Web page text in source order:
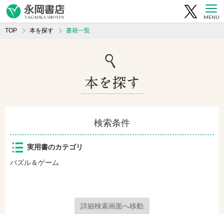
MENU
TOP 本を探す 書籍一覧
検索条件
実用書のカテゴリ
パズル＆ゲーム
詳細検索画面へ移動